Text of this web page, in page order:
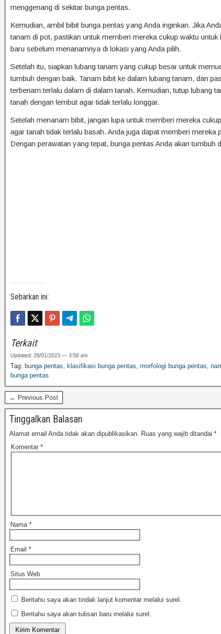
menggenang di sekitar bunga pentas.
Kemudian, ambil bibit bunga pentas yang Anda inginkan. Jika
tanam di pot, pastikan untuk memberi mereka cukup waktu untuk
baru sebelum menanamnya di lokasi yang Anda pilih.
Setelah itu, siapkan lubang tanam yang cukup besar untuk
tumbuh dengan baik. Tanam bibit ke dalam lubang tanam, dan
terbenam terlalu dalam di dalam tanah. Kemudian, tutup lubang
tanah dengan lembut agar tidak terlalu longgar.
Setelah menanam bibit, jangan lupa untuk memberi mereka
agar tanah tidak terlalu basah. Anda juga dapat memberi mereka
Dengan perawatan yang tepat, bunga pentas Anda akan tumbuh
Sebarkan ini:
Terkait
Updated: 28/01/2023 — 3:58 am
Tag: bunga pentas, klasifikasi bunga pentas, morfologi bunga pentas,
bunga pentas
← Previous Post
Tinggalkan Balasan
Alamat email Anda tidak akan dipublikasikan. Ruas yang wajib ditandai *
Komentar *
Nama *
Email *
Situs Web
Beritahu saya akan tindak lanjut komentar melalui surel.
Beritahu saya akan tulisan baru melalui surel.